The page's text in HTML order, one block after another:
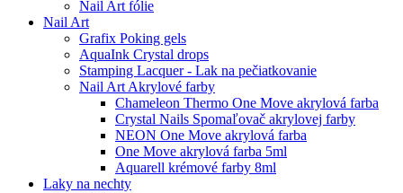
Nail Art fólie
Nail Art
Grafix Poking gels
AquaInk Crystal drops
Stamping Lacquer - Lak na pečiatkovanie
Nail Art Akrylové farby
Chameleon Thermo One Move akrylová farba
Crystal Nails Spomaľovač akrylovej farby
NEON One Move akrylová farba
One Move akrylová farba 5ml
Aquarell krémové farby 8ml
Laky na nechty